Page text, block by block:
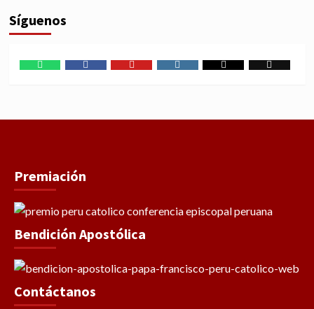
Síguenos
Premiación
Bendición Apostólica
Contáctanos